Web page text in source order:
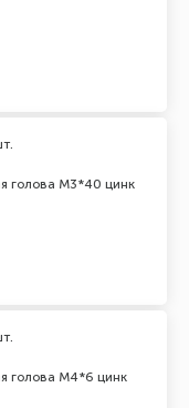
голова М3*40 цинк
голова М4*6 цинк